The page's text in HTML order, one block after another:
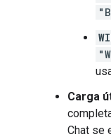
Carga
Chat se